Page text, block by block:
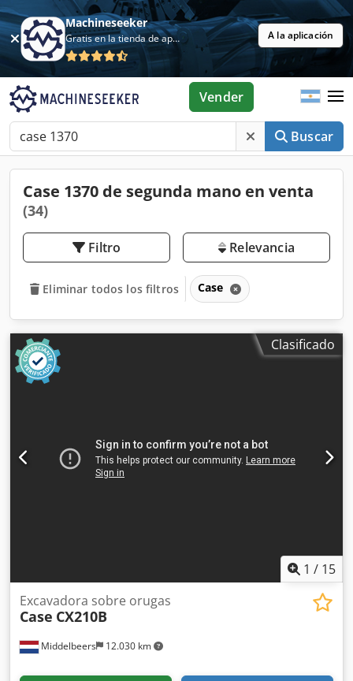
Machineseeker
Gratis en la tienda de aplicaciones A la aplicación
Buscar
Vender
Case 1370 de segunda mano en venta
(34)
Filtro Relevancia
Eliminar todos los filtros Case
Clasificado
1 / 15
Middelbeers 12.030 km
Excavadora sobre orugas
Case CX210B